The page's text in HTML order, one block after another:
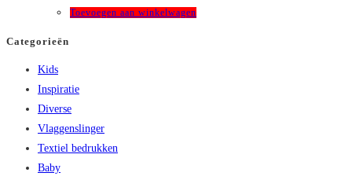
Toevoegen aan winkelwagen
Categorieën
Kids
Inspiratie
Diverse
Vlaggenslinger
Textiel bedrukken
Baby